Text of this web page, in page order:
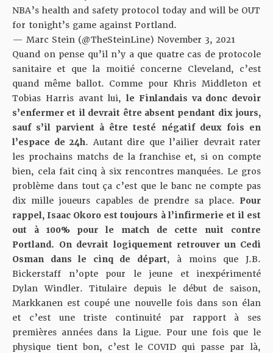
NBA’s health and safety protocol today and will be OUT
for tonight’s game against Portland.
— Marc Stein (@TheSteinLine) November 3, 2021
Quand on pense qu’il n’y a que quatre cas de protocole
sanitaire et que la moitié concerne Cleveland, c’est
quand même ballot. Comme pour Khris Middleton et
Tobias Harris avant lui, le Finlandais va donc devoir
s’enfermer et il devrait être absent pendant dix jours,
sauf s’il parvient à être testé négatif deux fois en
l’espace de 24h. Autant dire que l’ailier devrait rater
les prochains matchs de la franchise et, si on compte
bien, cela fait cinq à six rencontres manquées. Le gros
problème dans tout ça c’est que le banc ne compte pas
dix mille joueurs capables de prendre sa place. Pour
rappel, Isaac Okoro est toujours à l’infirmerie et il est
out à 100% pour le match de cette nuit contre
Portland. On devrait logiquement retrouver un Cedi
Osman dans le cinq de départ, à moins que J.B.
Bickerstaff n’opte pour le jeune et inexpérimenté
Dylan Windler. Titulaire depuis le début de saison,
Markkanen est coupé une nouvelle fois dans son élan
et c’est une triste continuité par rapport à ses
premières années dans la Ligue. Pour une fois que le
physique tient bon, c’est le COVID qui passe par là,